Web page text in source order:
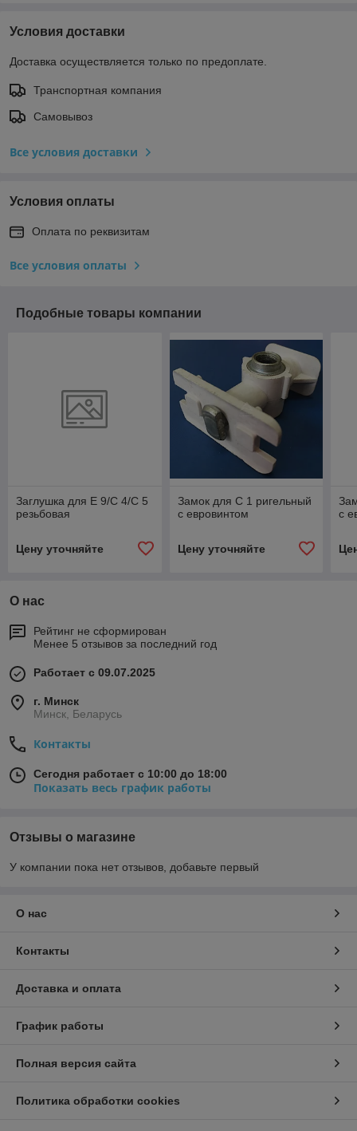
Условия доставки
Доставка осуществляется только по предоплате.
Транспортная компания
Самовывоз
Все условия доставки
Условия оплаты
Оплата по реквизитам
Все условия оплаты
Подобные товары компании
Заглушка для Е 9/С 4/С 5
резьбовая
Цену уточняйте
Замок для С 1 ригельный
с евровинтом
Цену уточняйте
с
О нас
Рейтинг не сформирован
Менее 5 отзывов за последний год
Работает с 09.07.2025
г. Минск
Минск, Беларусь
Контакты
Сегодня работает с 10:00 до 18:00
Показать весь график работы
Отзывы о магазине
У компании пока нет отзывов, добавьте первый
О нас
Контакты
Доставка и оплата
График работы
Полная версия сайта
Политика обработки cookies